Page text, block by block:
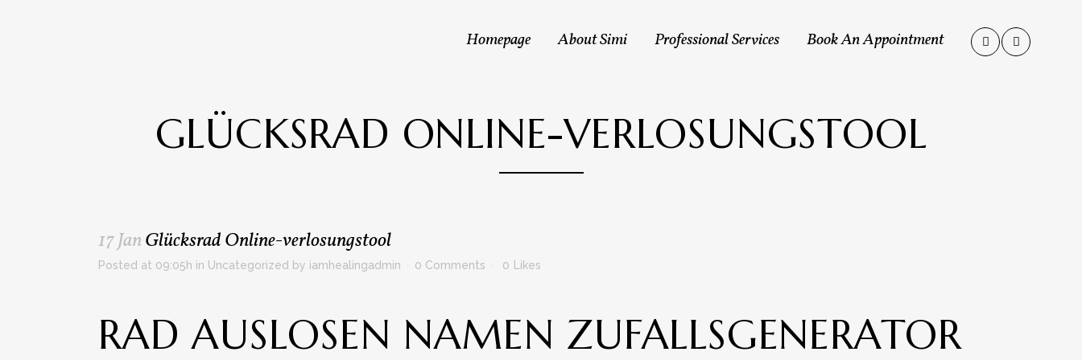
Homepage About Simi Professional Services Book An Appointment
GLÜCKSRAD ONLINE-VERLOSUNGSTOOL
17 JanGlücksrad Online-verlosungstool
Posted at 09:05h in Uncategorized by iamhealingadmin 0 Comments 0 Likes
RAD AUSLOSEN NAMEN ZUFALLSGENERATOR